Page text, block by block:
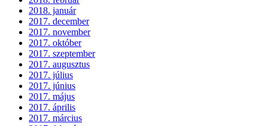
2018. január
2017. december
2017. november
2017. október
2017. szeptember
2017. augusztus
2017. július
2017. június
2017. május
2017. április
2017. március